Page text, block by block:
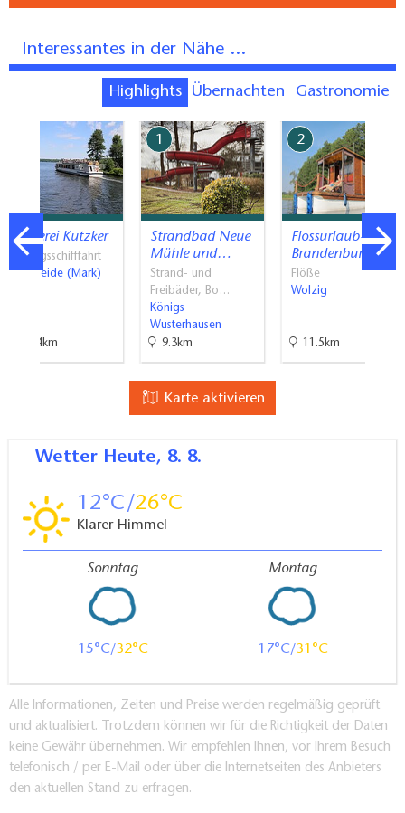
Interessantes in der Nähe ...
Highlights Übernachten Gastronomie
Reederei Kutzker
Ausflugsschifffahrt
Grünheide (Mark)
21.4km
1
Strandbad Neue
Mühle und…
Strand- und
Freibäder, Bo…
Königs
Wusterhausen
9.3km
2
Flossurlaub-
Brandenburg.de
Flöße
Wolzig
11.5km
Karte aktivieren
Wetter Heute, 8. 8.
12 26
Klarer Himmel
Sonntag
15 32
Montag
17 31
Alle Informationen, Zeiten und Preise werden regelmäßig geprüft
und aktualisiert. Trotzdem können wir für die Richtigkeit der Daten
keine Gewähr übernehmen. Wir empfehlen Ihnen, vor Ihrem Besuch
telefonisch / per E-Mail oder über die Internetseiten des Anbieters
den aktuellen Stand zu erfragen.